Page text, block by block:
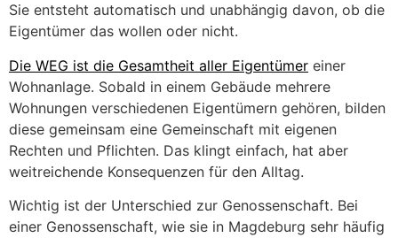
Sie entsteht automatisch und unabhängig davon, ob die
Eigentümer das wollen oder nicht.
Die WEG ist die Gesamtheit aller Eigentümer einer
Wohnanlage. Sobald in einem Gebäude mehrere
Wohnungen verschiedenen Eigentümern gehören, bilden
diese gemeinsam eine Gemeinschaft mit eigenen
Rechten und Pflichten. Das klingt einfach, hat aber
weitreichende Konsequenzen für den Alltag.
Wichtig ist der Unterschied zur Genossenschaft. Bei
einer Genossenschaft, wie sie in Magdeburg sehr häufig